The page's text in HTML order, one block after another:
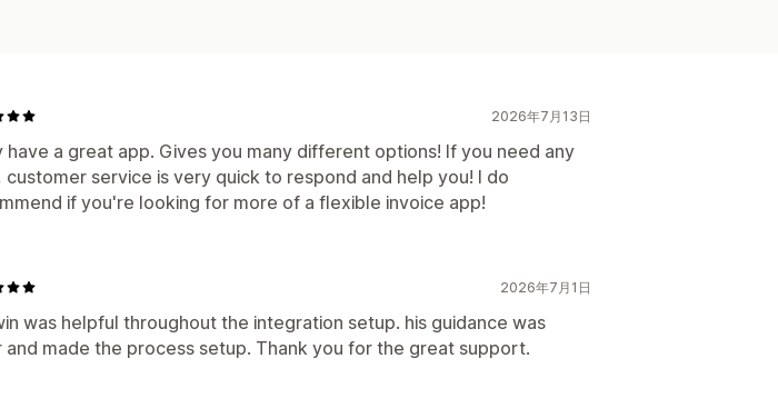
2026年7月13日
have a great app. Gives you many different options! If you need any
customer service is very quick to respond and help you! I do
if you're looking for more of a flexible invoice app!
2026年7月1日
was helpful throughout the integration setup. his guidance was
and made the process setup. Thank you for the great support.